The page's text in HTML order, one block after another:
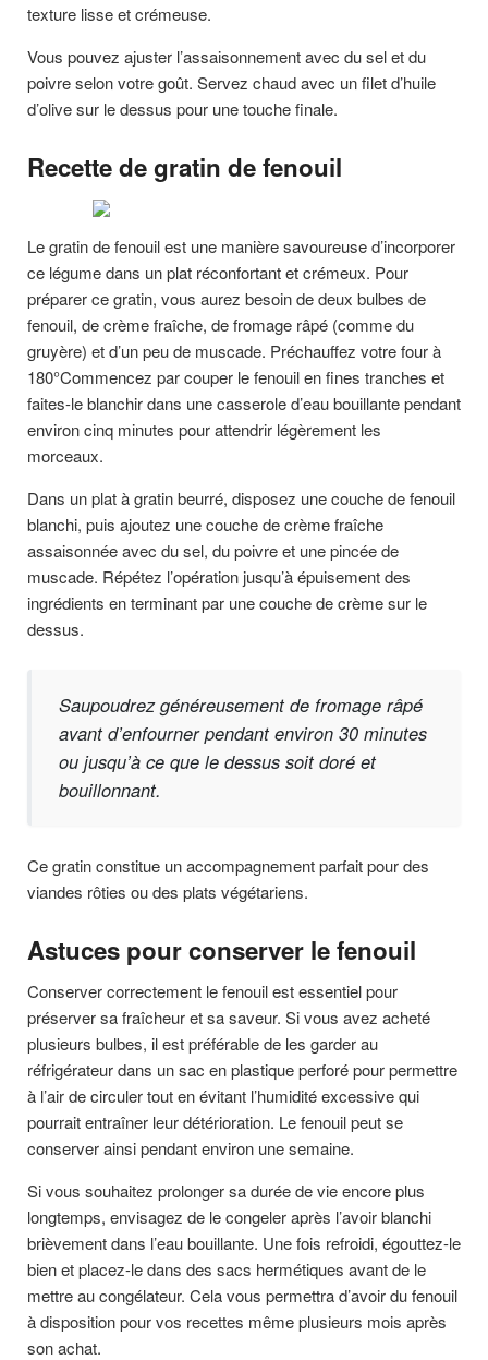
texture lisse et crémeuse.
Vous pouvez ajuster l’assaisonnement avec du sel et du
poivre selon votre goût. Servez chaud avec un filet d’huile
d’olive sur le dessus pour une touche finale.
Recette de gratin de fenouil
Le gratin de fenouil est une manière savoureuse d’incorporer
ce légume dans un plat réconfortant et crémeux. Pour
préparer ce gratin, vous aurez besoin de deux bulbes de
fenouil, de crème fraîche, de fromage râpé (comme du
gruyère) et d’un peu de muscade. Préchauffez votre four à
180°Commencez par couper le fenouil en fines tranches et
faites-le blanchir dans une casserole d’eau bouillante pendant
environ cinq minutes pour attendrir légèrement les
morceaux.
Dans un plat à gratin beurré, disposez une couche de fenouil
blanchi, puis ajoutez une couche de crème fraîche
assaisonnée avec du sel, du poivre et une pincée de
muscade. Répétez l’opération jusqu’à épuisement des
ingrédients en terminant par une couche de crème sur le
dessus.
Saupoudrez généreusement de fromage râpé
avant d’enfourner pendant environ 30 minutes
ou jusqu’à ce que le dessus soit doré et
bouillonnant.
Ce gratin constitue un accompagnement parfait pour des
viandes rôties ou des plats végétariens.
Astuces pour conserver le fenouil
Conserver correctement le fenouil est essentiel pour
préserver sa fraîcheur et sa saveur. Si vous avez acheté
plusieurs bulbes, il est préférable de les garder au
réfrigérateur dans un sac en plastique perforé pour permettre
à l’air de circuler tout en évitant l’humidité excessive qui
pourrait entraîner leur détérioration. Le fenouil peut se
conserver ainsi pendant environ une semaine.
Si vous souhaitez prolonger sa durée de vie encore plus
longtemps, envisagez de le congeler après l’avoir blanchi
brièvement dans l’eau bouillante. Une fois refroidi, égouttez-le
bien et placez-le dans des sacs hermétiques avant de le
mettre au congélateur. Cela vous permettra d’avoir du fenouil
à disposition pour vos recettes même plusieurs mois après
son achat.